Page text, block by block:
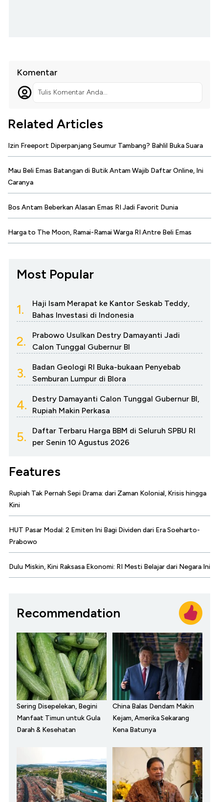
Komentar
Tulis Komentar Anda...
Related Articles
Izin Freeport Diperpanjang Seumur Tambang? Bahlil Buka Suara
Mau Beli Emas Batangan di Butik Antam Wajib Daftar Online, Ini
Caranya
Bos Antam Beberkan Alasan Emas RI Jadi Favorit Dunia
Harga to The Moon, Ramai-Ramai Warga RI Antre Beli Emas
Most Popular
1.
Haji Isam Merapat ke Kantor Seskab Teddy,
Bahas Investasi di Indonesia
2.
Prabowo Usulkan Destry Damayanti Jadi
Calon Tunggal Gubernur BI
3.
Badan Geologi RI Buka-bukaan Penyebab
Semburan Lumpur di Blora
4.
Destry Damayanti Calon Tunggal Gubernur BI,
Rupiah Makin Perkasa
5.
Daftar Terbaru Harga BBM di Seluruh SPBU RI
per Senin 10 Agustus 2026
Features
Rupiah Tak Pernah Sepi Drama: dari Zaman Kolonial, Krisis hingga
Kini
HUT Pasar Modal: 2 Emiten Ini Bagi Dividen dari Era Soeharto-
Prabowo
Dulu Miskin, Kini Raksasa Ekonomi: RI Mesti Belajar dari Negara Ini
Recommendation
Sering Disepelekan, Begini
Manfaat Timun untuk Gula
Darah & Kesehatan
China Balas Dendam Makin
Kejam, Amerika Sekarang
Kena Batunya